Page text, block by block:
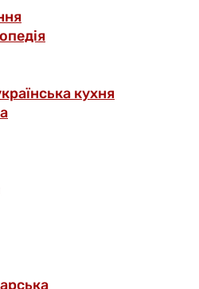
кухня